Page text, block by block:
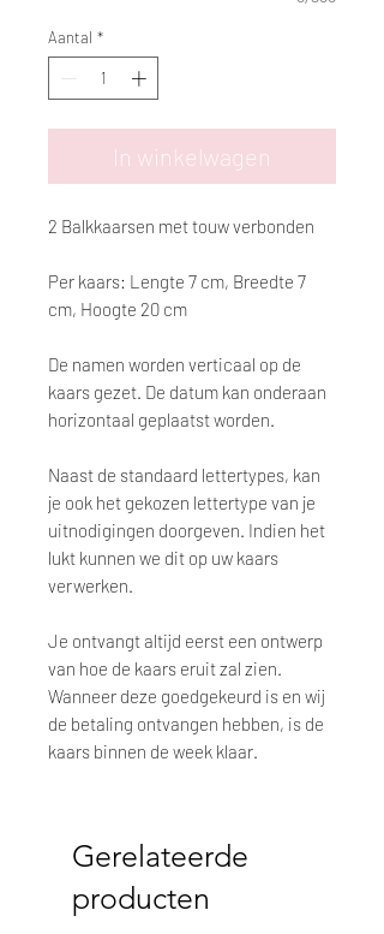
Aantal *
In winkelwagen
2 Balkkaarsen met touw verbonden
Per kaars: Lengte 7 cm, Breedte 7
cm, Hoogte 20 cm
De namen worden verticaal op de
kaars gezet. De datum kan onderaan
horizontaal geplaatst worden.
Naast de standaard lettertypes, kan
je ook het gekozen lettertype van je
uitnodigingen doorgeven. Indien het
lukt kunnen we dit op uw kaars
verwerken.
Je ontvangt altijd eerst een ontwerp
van hoe de kaars eruit zal zien.
Wanneer deze goedgekeurd is en wij
de betaling ontvangen hebben, is de
kaars binnen de week klaar.
Gerelateerde
producten